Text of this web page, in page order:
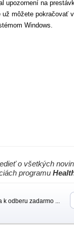
upozornení na
už môžete pokračovať
Windows.
o všetkých
programu
k odberu zadarmo ...